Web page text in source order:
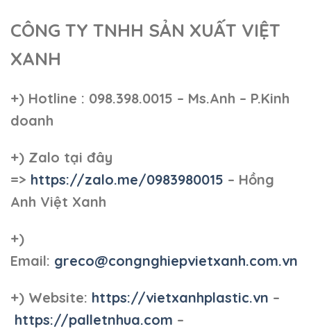
CÔNG TY TNHH SẢN XUẤT VIỆT
XANH
+) Hotline : 098.398.0015 – Ms.Anh – P.Kinh
doanh
+) Zalo tại đây
=> https://zalo.me/0983980015 – Hồng
Anh Việt Xanh
+)
Email: greco@congnghiepvietxanh.com.vn
+) Website: https://vietxanhplastic.vn –
https://palletnhua.com –